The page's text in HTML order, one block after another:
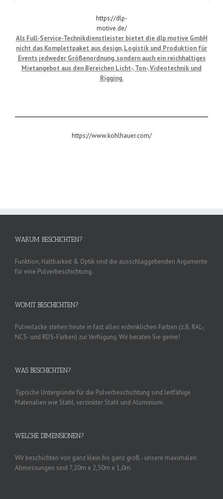
https://dlp-
motive.de/
Als Full-Service-Technikdienstleister bietet die dlp motive GmbH
nicht das Komplettpaket aus design, Logistik und Produktion für
Events jedweder Größenordnung, sondern auch ein reichhaltiges
Mietangebot aus den Bereichen Licht-, Ton-, Videotechnik und
Rigging.
https://www.kohlhauer.com/
WARUM BESCHICHTEN?
Funktion, Haltbarkeit & Optik sind die ausschlaggebenden Argumente
für eine Pulverbeschichtung.
WOMIT BESCHICHTEN?
Pulverlacke stehen heute in fast allen erdenklichen Farben (z.B. RAL-,
NCS- und RDS-Farben) zur Verfügung. Wir beraten Sie gerne!
WAS BESCHICHTEN?
Typische Untergründe für die Pulverbeschichtung sind leitfähige
Materialien wie Stahl, verzinkter Stahl und Aluminium.
WELCHE DIMENSIONEN?
WIr beschichten von ganz klein bis ganz groß - unsere maximalen
Abmessungen sind 7,20m x 2,50m x 1,0m.